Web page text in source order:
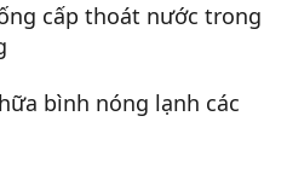
cấp thoát nước trong
bình nóng lạnh các